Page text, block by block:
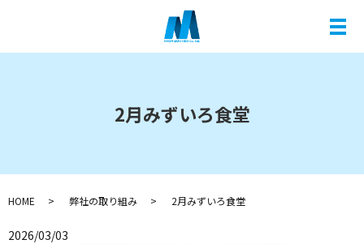
メ
2月みずいろ食堂
HOME 弊社の取り組み 2月みずいろ食堂
2026/03/03